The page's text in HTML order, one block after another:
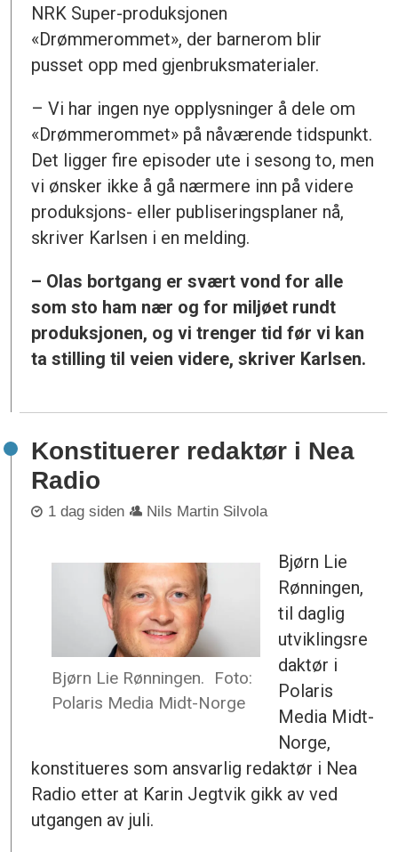
NRK Super-produksjonen
«Drømmerommet», der barnerom blir
pusset opp med gjenbruksmaterialer.
– Vi har ingen nye opplysninger å dele om
«Drømmerommet» på nåværende tidspunkt.
Det ligger fire episoder ute i sesong to, men
vi ønsker ikke å gå nærmere inn på videre
produksjons- eller publiseringsplaner nå,
skriver Karlsen i en melding.
– Olas bortgang er svært vond for alle
som sto ham nær og for miljøet rundt
produksjonen, og vi trenger tid før vi kan
ta stilling til veien videre, skriver Karlsen.
Konstituerer redaktør i Nea
Radio
1 dag siden Nils Martin Silvola
Bjørn Lie Rønningen.
Foto:
Polaris Media Midt-Norge
Bjørn Lie
Rønningen,
til daglig
utviklingsre
daktør i
Polaris
Media Midt-
Norge,
konstitueres som ansvarlig redaktør i Nea
Radio etter at Karin Jegtvik gikk av ved
utgangen av juli.